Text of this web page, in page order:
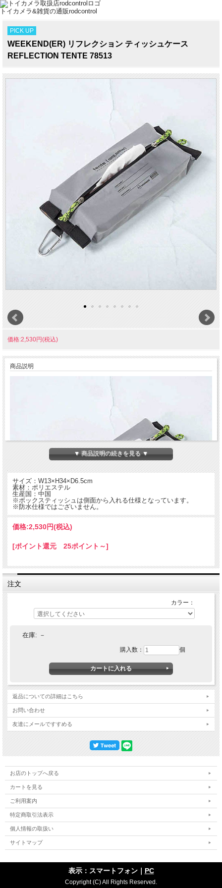
トイカメラ&雑貨の通販rodcontrol
PICK UP
WEEKEND(ER) リフレクション ティッシュケース
REFLECTION TENTE 78513
価格:2,530円(税込)
商品説明
撥水効果のある軽量な反射生地を全面に使用したRefrectionシリーズ。
ティッシュペーパーの場合は、ファスナーの口を狭く開けて、ペーパータオルなど
置いて使うだけでなく、付属のカラビナ、ループでひっかけることもできます。
生地はライトなどの光を反射しますので、キャンプやアウトドアにも便利です。
▼ 商品説明の続きを見る ▼
サイズ：W13×H34×D6.5cm
素材：ポリエステル
生産国：中国
※ボックスティッシュは側面から入れる仕様となっています。
※防水仕様ではございません。
価格:2,530円(税込)
[ポイント還元 25ポイント～]
注文
カラー：
在庫: －
購入数： 個
返品についての詳細はこちら
お問い合わせ
友達にメールですすめる
お店のトップへ戻る
カートを見る
ご利用案内
特定商取引法表示
個人情報の取扱い
サイトマップ
表示：スマートフォン｜ PC
Copyright (C) All Rights Reserved.